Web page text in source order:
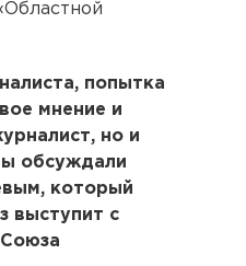
попытка
мнение и
но и
обсуждали
который
выступит с